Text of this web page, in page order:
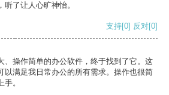
了让人心旷神怡。
支持[0] 反对[0]
、操作简单的办公软件，终于找到了它。这
以满足我日常办公的所有需求。操作也很简
。